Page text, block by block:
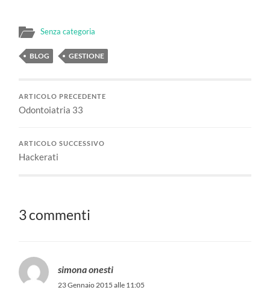
Senza categoria
BLOG GESTIONE
ARTICOLO PRECEDENTE
Odontoiatria 33
ARTICOLO SUCCESSIVO
Hackerati
3 commenti
simona onesti
23 Gennaio 2015 alle 11:05